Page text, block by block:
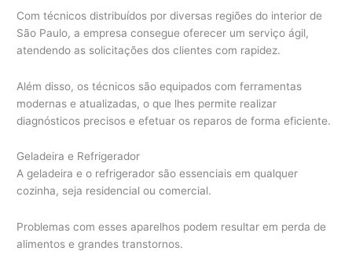
Com técnicos distribuídos por diversas regiões do interior de
São Paulo, a empresa consegue oferecer um serviço ágil,
atendendo as solicitações dos clientes com rapidez.
Além disso, os técnicos são equipados com ferramentas
modernas e atualizadas, o que lhes permite realizar
diagnósticos precisos e efetuar os reparos de forma eficiente.
Geladeira e Refrigerador
A geladeira e o refrigerador são essenciais em qualquer
cozinha, seja residencial ou comercial.
Problemas com esses aparelhos podem resultar em perda de
alimentos e grandes transtornos.